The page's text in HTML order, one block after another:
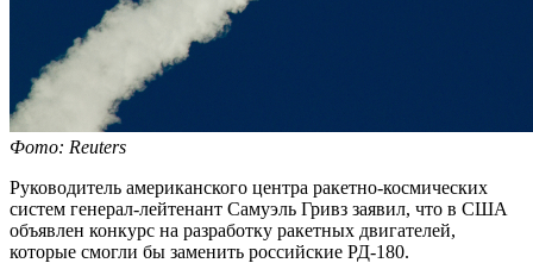
Фото: Reuters
Руководитель американского центра ракетно-космических
систем генерал-лейтенант Самуэль Гривз заявил, что в США
объявлен конкурс на разработку ракетных двигателей,
которые смогли бы заменить российские РД-180.